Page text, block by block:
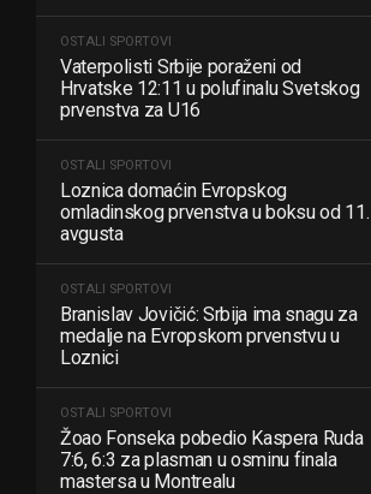
OSTALI SPORTOVI
Vaterpolisti Srbije poraženi od
Hrvatske 12:11 u polufinalu Svetskog
prvenstva za U16
OSTALI SPORTOVI
Loznica domaćin Evropskog
omladinskog prvenstva u boksu od 11.
avgusta
OSTALI SPORTOVI
Branislav Jovičić: Srbija ima snagu za
medalje na Evropskom prvenstvu u
Loznici
OSTALI SPORTOVI
Žoao Fonseka pobedio Kaspera Ruda
7:6, 6:3 za plasman u osminu finala
mastersa u Montrealu